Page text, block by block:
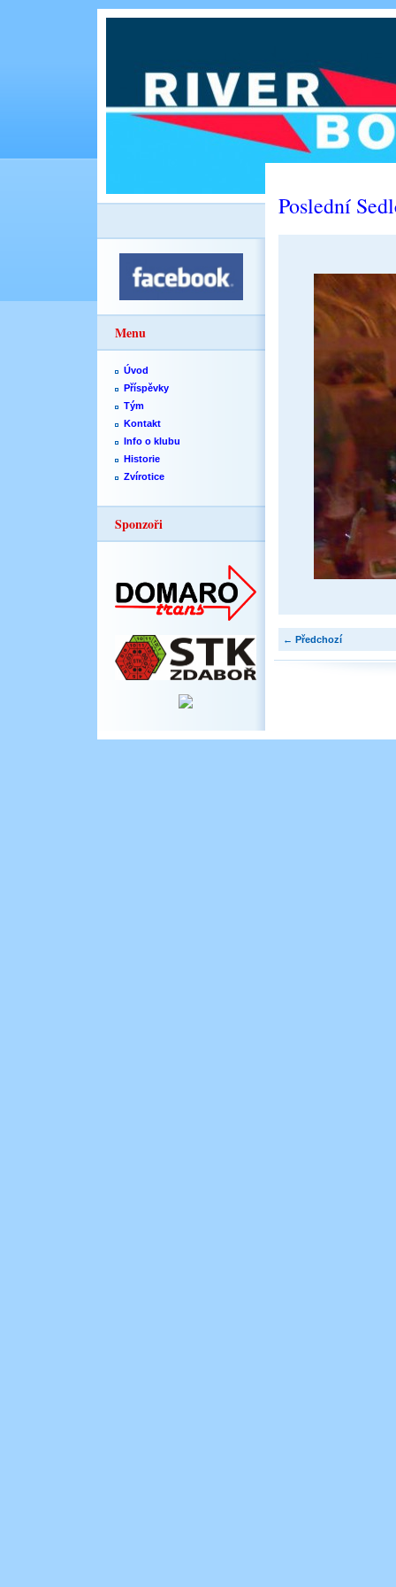
Menu
Úvod
Příspěvky
Tým
Kontakt
Info o klubu
Historie
Zvírotice
Sponzoři
Poslední
← Předchozí